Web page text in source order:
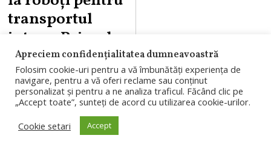
2
0
2
6
transportul
intern. Primul
pas costă 7
milioane de
euro
Rondocarton,
companie care
Apreciem confidențialitatea dumneavoastră
Folosim cookie-uri pentru a vă îmbunătăți experiența de
navigare, pentru a vă oferi reclame sau conținut
personalizat și pentru a ne analiza traficul. Făcând clic pe
„Accept toate”, sunteți de acord cu utilizarea cookie-urilor.
Cookie setari
Accept